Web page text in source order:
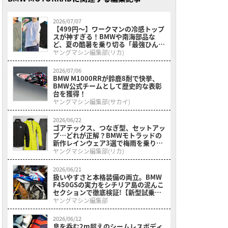
2026/07/07
【499円〜】ワークマンの冷感トップ
スが神すぎる！BMWや南海部品な
ど、夏の酷暑を乗り切る「最強ひんや
りインナー」特集
ヤングマシン編集部(リカ)
2026/07/06
BMW M1000RRが鈴鹿8耐で快挙、
BMW公式チームとして歴史的な表彰
台を獲得！
ヤングマシン編集部(サカイ)
2026/06/22
ゴアテックス、つなぎ型、セットアッ
プ…どれが正解？BMWモトラッドの
新作レインウェア3選で梅雨を乗り切
る
ヤングマシン編集部(リカ)
2026/06/21
扱いやすさと本格装備の両立。BMW
F450GSの実力をシチリア島の泥んこ
セクションで徹底検証!【新型試乗イ
ンプレ】
ヤングマシン編集部
2026/06/12